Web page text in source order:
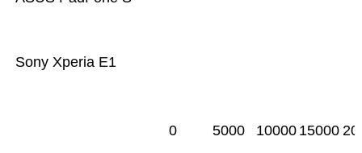
Sony Xperia E1
0 5000 10000 15000